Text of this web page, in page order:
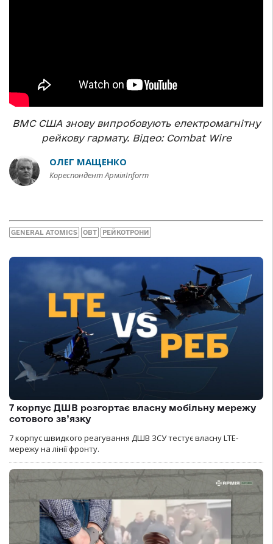
ВМС США знову випробовують електромагнітну
рейкову гармату. Відео: Combat Wire
ОЛЕГ МАЩЕНКО
Кореспондент АрміяInform
GENERAL ATOMICS ОВТ РЕЙКОТРОНИ
7 корпус ДШВ розгортає власну мобільну мережу
сотового зв’язку
7 корпус швидкого реагування ДШВ ЗСУ тестує власну LTE-
мережу на лінії фронту.